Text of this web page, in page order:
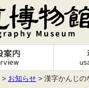
> お知らせ > 漢字かんじ